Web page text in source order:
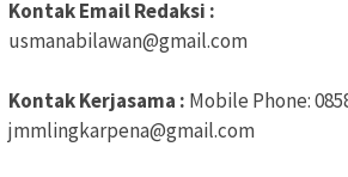
Kontak Email Redaksi :
usmanabilawan@gmail.com
Kontak Kerjasama : Mobile Phone:
jmmlingkarpena@gmail.com